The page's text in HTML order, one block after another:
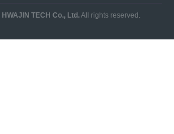
HWAJIN TECH Co., Ltd.All rights reserved.